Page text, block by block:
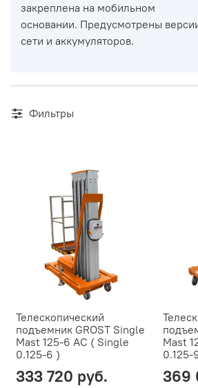
закреплена на мобильном
основании. Предусмотрены
сети и аккумуляторов.
Фильтры
Телескопический
подъемник GROST Single
Mast 125-6 AC ( Single
0.125-6 )
333 720 руб.
Mast
0.125-
369